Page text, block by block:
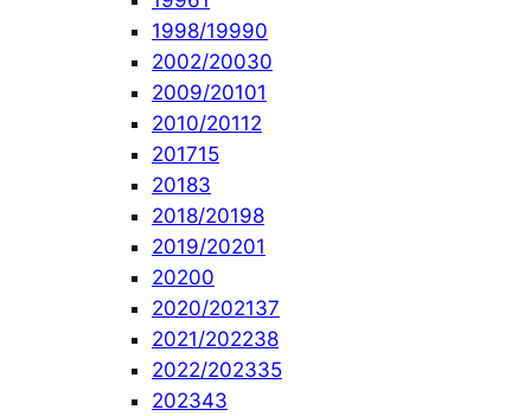
1998/19990
2002/20030
2009/20101
2010/20112
201715
20183
2018/20198
2019/20201
20200
2020/202137
2021/202238
2022/202335
202343